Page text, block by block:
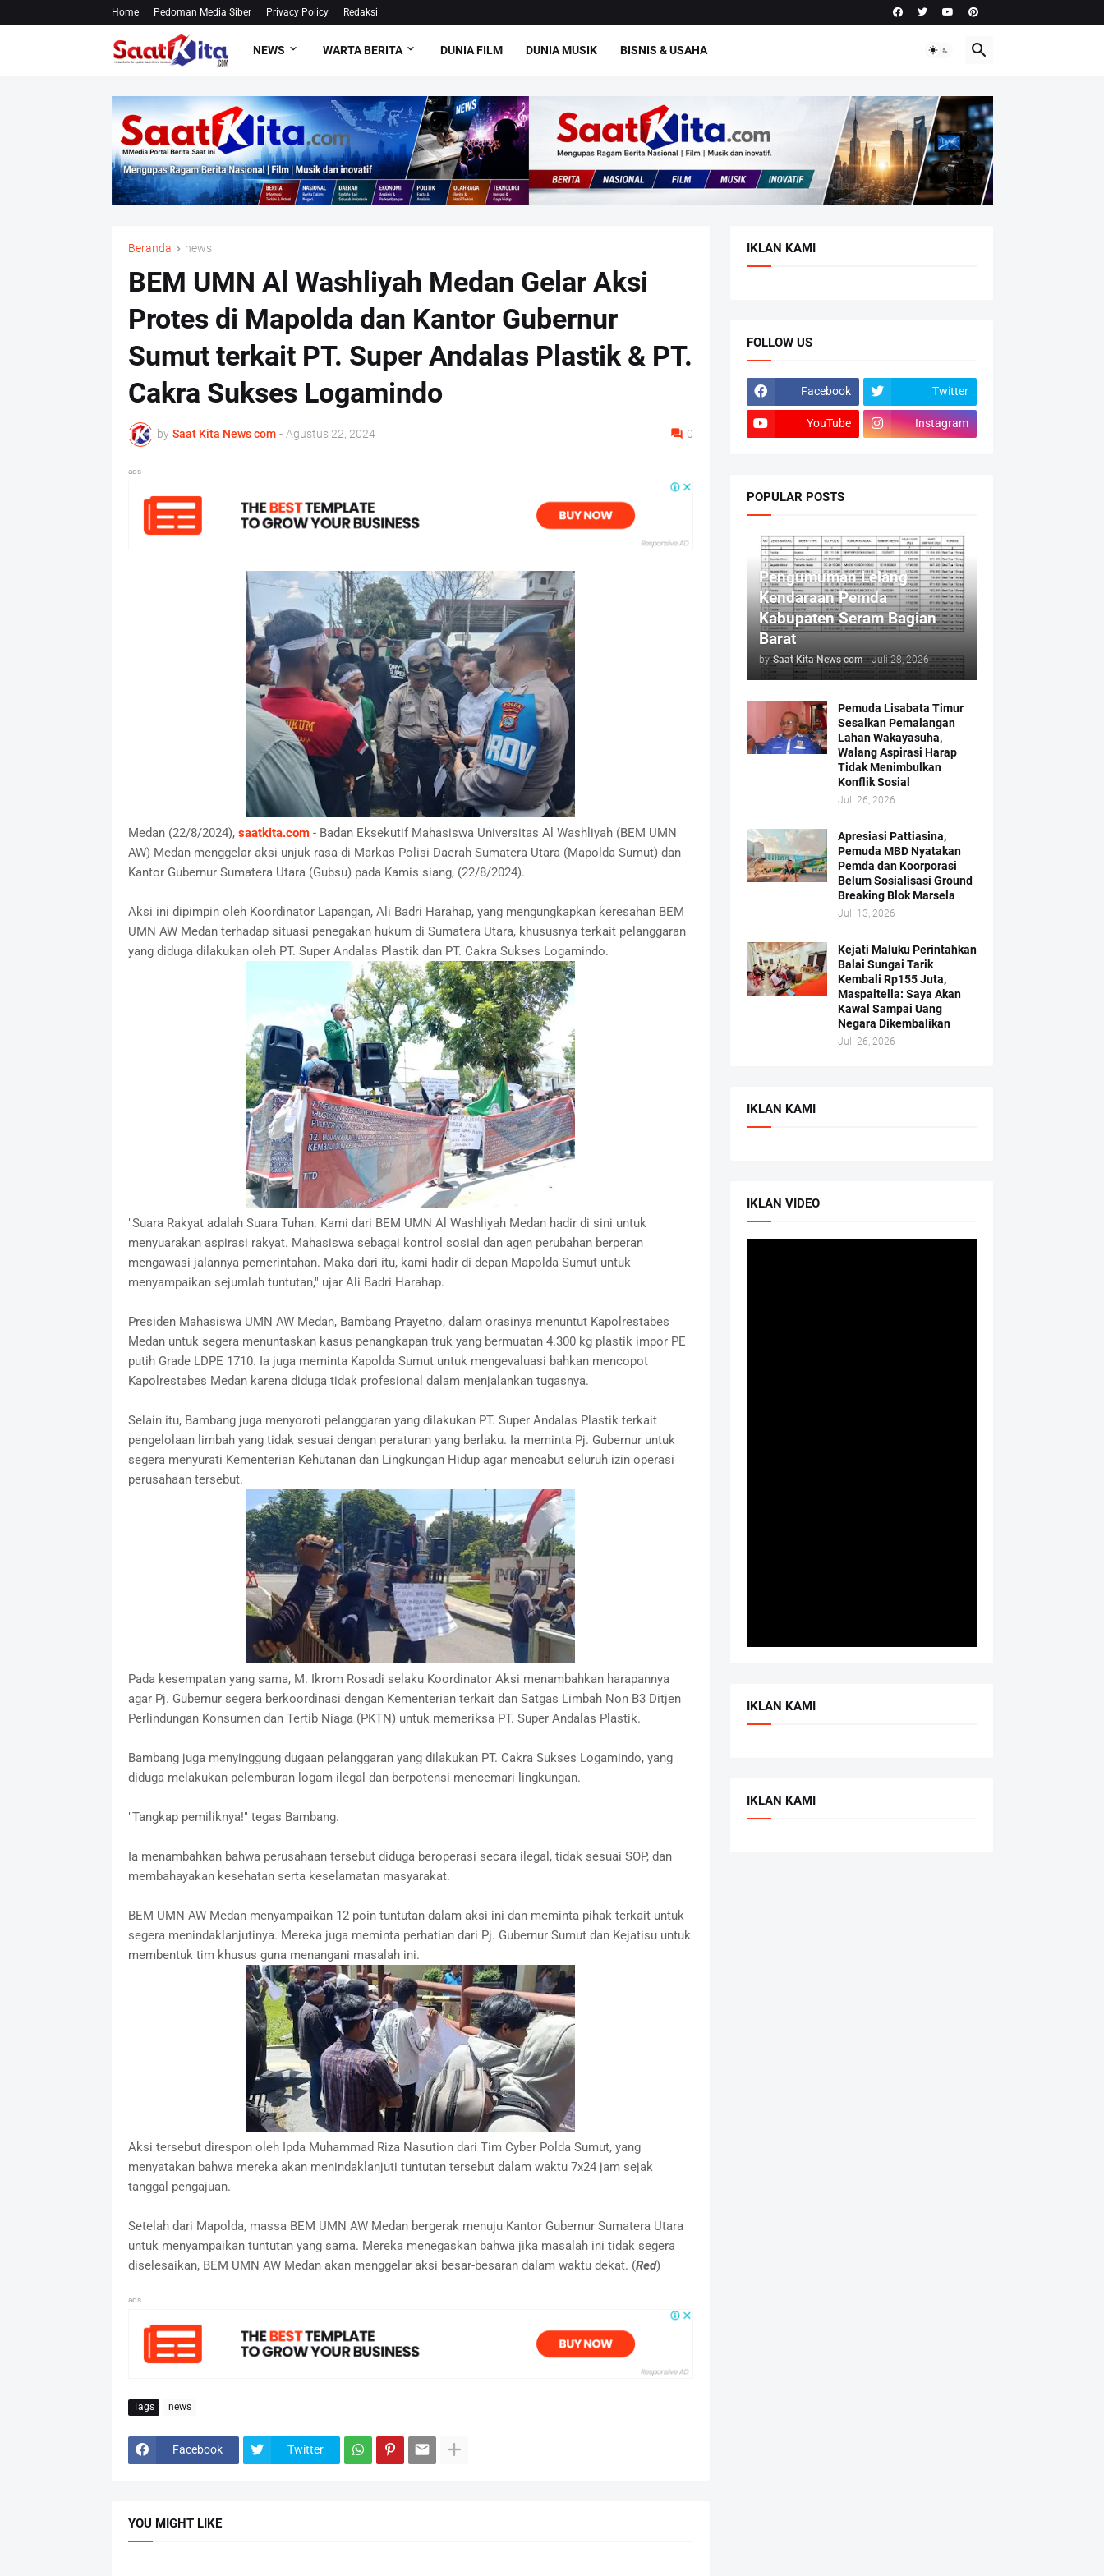
Home Pedoman Media Siber Privacy Policy Redaksi
NEWS WARTA BERITA DUNIA FILM DUNIA MUSIK BISNIS & USAHA
Beranda news
BEM UMN Al Washliyah Medan Gelar Aksi
Protes di Mapolda dan Kantor Gubernur
Sumut terkait PT. Super Andalas Plastik & PT.
Cakra Sukses Logamindo
by Saat Kita News com - Agustus 22, 2024 0
ads
Medan (22/8/2024), saatkita.com- Badan Eksekutif Mahasiswa Universitas Al Washliyah (BEM UMN
AW) Medan menggelar aksi unjuk rasa di Markas Polisi Daerah Sumatera Utara (Mapolda Sumut) dan
Kantor Gubernur Sumatera Utara (Gubsu) pada Kamis siang, (22/8/2024).
Aksi ini dipimpin oleh Koordinator Lapangan, Ali Badri Harahap, yang mengungkapkan keresahan BEM
UMN AW Medan terhadap situasi penegakan hukum di Sumatera Utara, khususnya terkait pelanggaran
yang diduga dilakukan oleh PT. Super Andalas Plastik dan PT. Cakra Sukses Logamindo.
"Suara Rakyat adalah Suara Tuhan. Kami dari BEM UMN Al Washliyah Medan hadir di sini untuk
menyuarakan aspirasi rakyat. Mahasiswa sebagai kontrol sosial dan agen perubahan berperan
mengawasi jalannya pemerintahan. Maka dari itu, kami hadir di depan Mapolda Sumut untuk
menyampaikan sejumlah tuntutan," ujar Ali Badri Harahap.
Presiden Mahasiswa UMN AW Medan, Bambang Prayetno, dalam orasinya menuntut Kapolrestabes
Medan untuk segera menuntaskan kasus penangkapan truk yang bermuatan 4.300 kg plastik impor PE
putih Grade LDPE 1710. Ia juga meminta Kapolda Sumut untuk mengevaluasi bahkan mencopot
Kapolrestabes Medan karena diduga tidak profesional dalam menjalankan tugasnya.
Selain itu, Bambang juga menyoroti pelanggaran yang dilakukan PT. Super Andalas Plastik terkait
pengelolaan limbah yang tidak sesuai dengan peraturan yang berlaku. Ia meminta Pj. Gubernur untuk
segera menyurati Kementerian Kehutanan dan Lingkungan Hidup agar mencabut seluruh izin operasi
perusahaan tersebut.
Pada kesempatan yang sama, M. Ikrom Rosadi selaku Koordinator Aksi menambahkan harapannya
agar Pj. Gubernur segera berkoordinasi dengan Kementerian terkait dan Satgas Limbah Non B3 Ditjen
Perlindungan Konsumen dan Tertib Niaga (PKTN) untuk memeriksa PT. Super Andalas Plastik.
Bambang juga menyinggung dugaan pelanggaran yang dilakukan PT. Cakra Sukses Logamindo, yang
diduga melakukan pelemburan logam ilegal dan berpotensi mencemari lingkungan.
"Tangkap pemiliknya!" tegas Bambang.
Ia menambahkan bahwa perusahaan tersebut diduga beroperasi secara ilegal, tidak sesuai SOP, dan
membahayakan kesehatan serta keselamatan masyarakat.
BEM UMN AW Medan menyampaikan 12 poin tuntutan dalam aksi ini dan meminta pihak terkait untuk
segera menindaklanjutinya. Mereka juga meminta perhatian dari Pj. Gubernur Sumut dan Kejatisu untuk
membentuk tim khusus guna menangani masalah ini.
Aksi tersebut direspon oleh Ipda Muhammad Riza Nasution dari Tim Cyber Polda Sumut, yang
menyatakan bahwa mereka akan menindaklanjuti tuntutan tersebut dalam waktu 7x24 jam sejak
tanggal pengajuan.
Setelah dari Mapolda, massa BEM UMN AW Medan bergerak menuju Kantor Gubernur Sumatera Utara
untuk menyampaikan tuntutan yang sama. Mereka menegaskan bahwa jika masalah ini tidak segera
diselesaikan, BEM UMN AW Medan akan menggelar aksi besar-besaran dalam waktu dekat. (Red)
ads
Tags news
Facebook Twitter
YOU MIGHT LIKE
IKLAN KAMI
FOLLOW US
Facebook Twitter
YouTube Instagram
POPULAR POSTS
Pengumuman Lelang
Kendaraan Pemda
Kabupaten Seram Bagian
Barat
by Saat Kita News com - Juli 28, 2026
Pemuda Lisabata Timur
Sesalkan Pemalangan
Lahan Wakayasuha,
Walang Aspirasi Harap
Tidak Menimbulkan
Konflik Sosial
Juli 26, 2026
Apresiasi Pattiasina,
Pemuda MBD Nyatakan
Pemda dan Koorporasi
Belum Sosialisasi Ground
Breaking Blok Marsela
Juli 13, 2026
Kejati Maluku Perintahkan
Balai Sungai Tarik
Kembali Rp155 Juta,
Maspaitella: Saya Akan
Kawal Sampai Uang
Negara Dikembalikan
Juli 26, 2026
IKLAN KAMI
IKLAN VIDEO
IKLAN KAMI
IKLAN KAMI